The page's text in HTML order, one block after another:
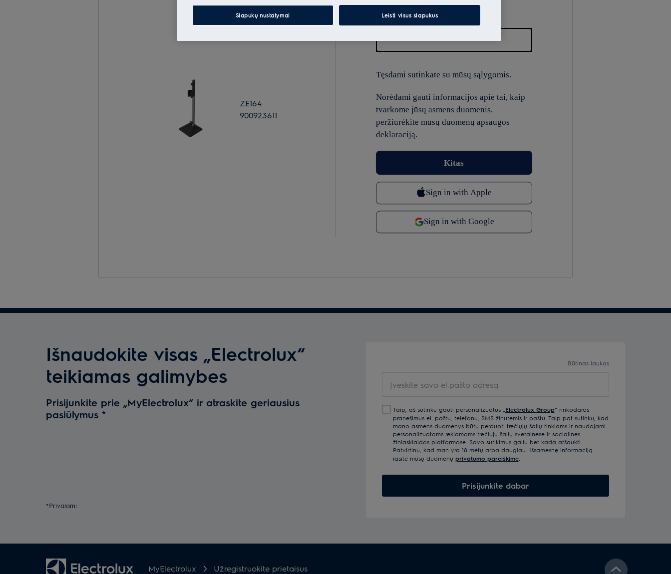
ZE164
900923611
El.paštas
Tęsdami sutinkate su mūsų sąlygomis.
Norėdami gauti informacijos apie tai, kaip
tvarkome jūsų asmens duomenis,
peržiūrėkite mūsų duomenų apsaugos
deklaraciją.
Išnaudokite visas „Electrolux“
teikiamas galimybes
Prisijunkite prie „MyElectrolux“ ir atraskite geriausius
pasiūlymus *
*Privalomi
Būtinas laukas
Taip, aš sutinku gauti personalizuotus „ Electrolux Group“ rinkodaros
pranešimus el. paštu, telefonu, SMS žinutėmis ir paštu. Taip pat sutinku, kad
mano asmens duomenys būtų perduoti trečiųjų šalių tinklams ir naudojami
personalizuotoms reklamoms trečiųjų šalių svetainėse ir socialinės
žiniasklaidos platformose. Savo sutikimus galiu bet kada atšaukti.
Patvirtinu, kad man yra 18 metų arba daugiau. Išsamesnę informaciją
rasite mūsų duomenų privatumo pareiškime.
Prisijunkite dabar
MyElectrolux Užregistruokite prietaisus
Slapukų nustatymai Leisti visus slapukus